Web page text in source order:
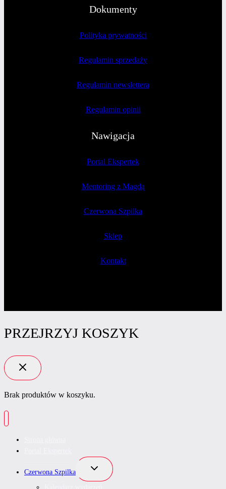
Dokumenty
Polityka prywatności
Regulamin sprzedaży
Regulamin newslettera
Regulamin opinii
Nawigacja
Portal Ekspertek
Mentoring z Magdą
Czerwona Szpilka
Sklep
Kontakt
PRZEJRZYJ KOSZYK
Brak produktów w koszyku.
Czerwona Szpilka
Przełącz
menu
podrzędne